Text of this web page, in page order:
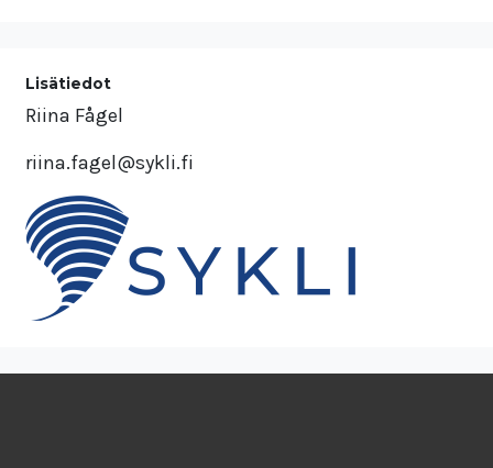
Lisätiedot
Riina Fågel
riina.fagel@sykli.fi